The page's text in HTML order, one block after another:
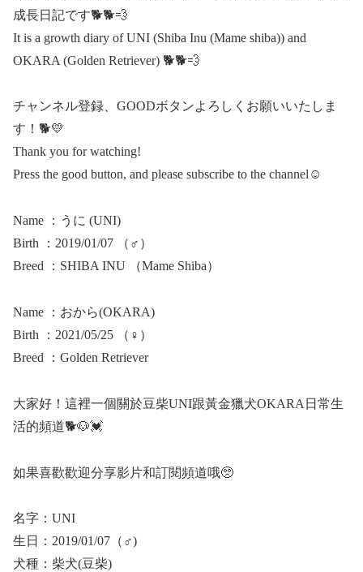
成長日記です🐕🐕💨
It is a growth diary of UNI (Shiba Inu (Mame shiba)) and
OKARA (Golden Retriever) 🐕🐕💨
チャンネル登録、GOODボタンよろしくお願いいたしま
す！🐕💛
Thank you for watching!
Press the good button, and please subscribe to the channel☺
Name ：うに (UNI)
Birth ：2019/01/07 （♂）
Breed ：SHIBA INU （Mame Shiba）
Name ：おから(OKARA)
Birth ：2021/05/25 （♀）
Breed ：Golden Retriever
大家好！這裡一個關於豆柴UNI跟黃金獵犬OKARA日常生
活的頻道🐕🐶💓
如果喜歡歡迎分享影片和訂閱頻道哦🥺
名字：UNI
生日：2019/01/07（♂)
犬種：柴犬(豆柴)